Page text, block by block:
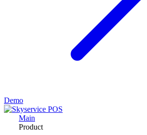
Demo
Main
Product